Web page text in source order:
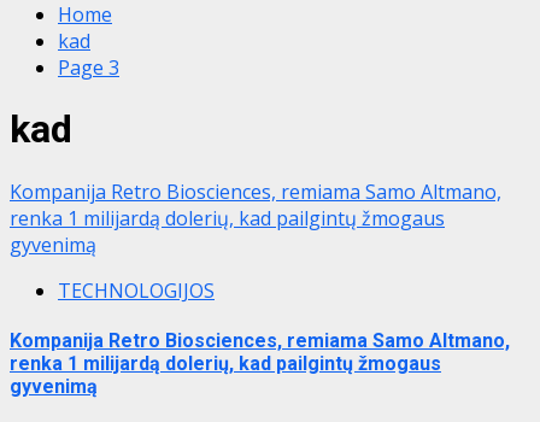
Home
kad
Page 3
kad
Kompanija Retro Biosciences, remiama Samo Altmano,
renka 1 milijardą dolerių, kad pailgintų žmogaus
gyvenimą
TECHNOLOGIJOS
Kompanija Retro Biosciences, remiama Samo Altmano,
renka 1 milijardą dolerių, kad pailgintų žmogaus
gyvenimą